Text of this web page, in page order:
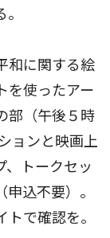
和に関する絵
を使ったアー
部（午後５時
ョンと映画上
、トークセッ
込不要）。
で確認を。